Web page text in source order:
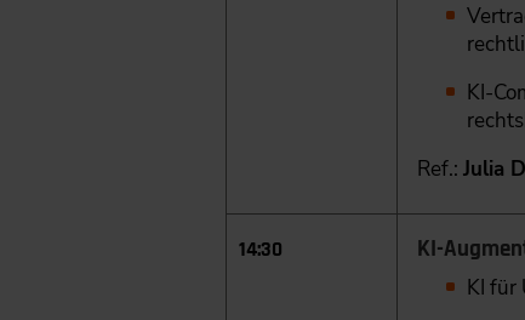
KI-
Ref.: Julia
14:30 KI-
KI für